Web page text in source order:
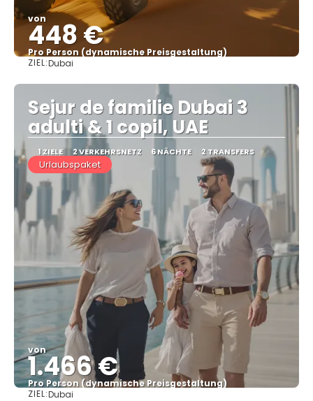
von
448 €
Pro Person (dynamische Preisgestaltung)
ZIEL:Dubai
Sejur de familie Dubai 3
adulti & 1 copil, UAE
1 ZIELE 2 VERKEHRSNETZ 6 NÄCHTE 2 TRANSFERS
Urlaubspaket
von
1.466 €
Pro Person (dynamische Preisgestaltung)
ZIEL:Dubai